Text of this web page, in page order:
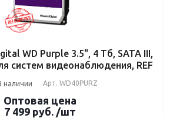
WD Purple 3.5", 4 Тб, SATA III,
систем видеонаблюдения, REF
наличии Арт. WD40PURZ
Оптовая цена
7 499 руб./шт